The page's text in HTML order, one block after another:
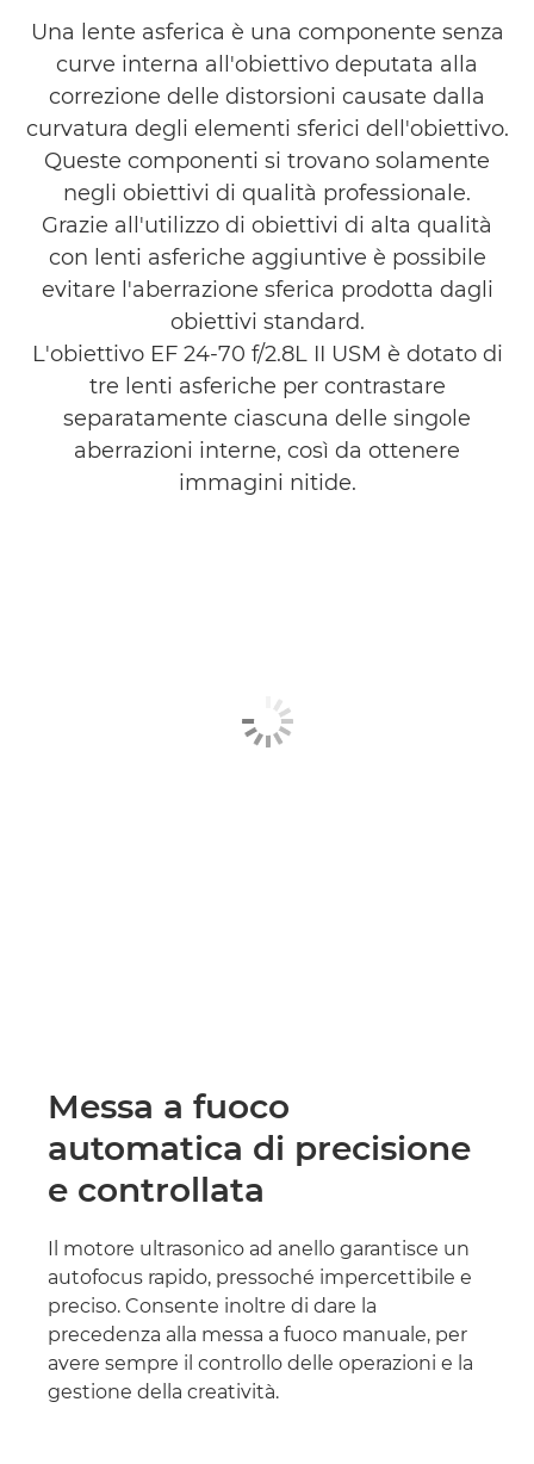
Una lente asferica è una componente senza
curve interna all'obiettivo deputata alla
correzione delle distorsioni causate dalla
curvatura degli elementi sferici dell'obiettivo.
Queste componenti si trovano solamente
negli obiettivi di qualità professionale.
Grazie all'utilizzo di obiettivi di alta qualità
con lenti asferiche aggiuntive è possibile
evitare l'aberrazione sferica prodotta dagli
obiettivi standard.
L'obiettivo EF 24-70 f/2.8L II USM è dotato di
tre lenti asferiche per contrastare
separatamente ciascuna delle singole
aberrazioni interne, così da ottenere
immagini nitide.
Messa a fuoco
automatica di precisione
e controllata
Il motore ultrasonico ad anello garantisce un
autofocus rapido, pressoché impercettibile e
preciso. Consente inoltre di dare la
precedenza alla messa a fuoco manuale, per
avere sempre il controllo delle operazioni e la
gestione della creatività.